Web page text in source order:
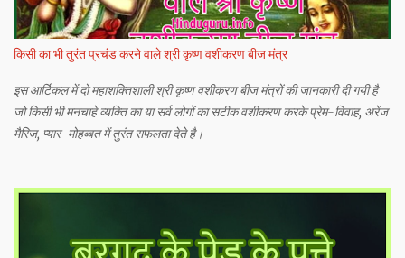
किसी का भी तुरंत प्रचंड करने वाले श्री कृष्ण वशीकरण बीज मंत्र
इस आर्टिकल में दो महाशक्तिशाली श्री कृष्ण वशीकरण बीज मंत्रों की जानकारी दी गयी है
जो किसी भी मनचाहे व्यक्ति का या सर्व लोगों का सटीक वशीकरण करके प्रेम-विवाह, अरेंज
मैरिज, प्यार-मोहब्बत में तुरंत सफलता देते है।